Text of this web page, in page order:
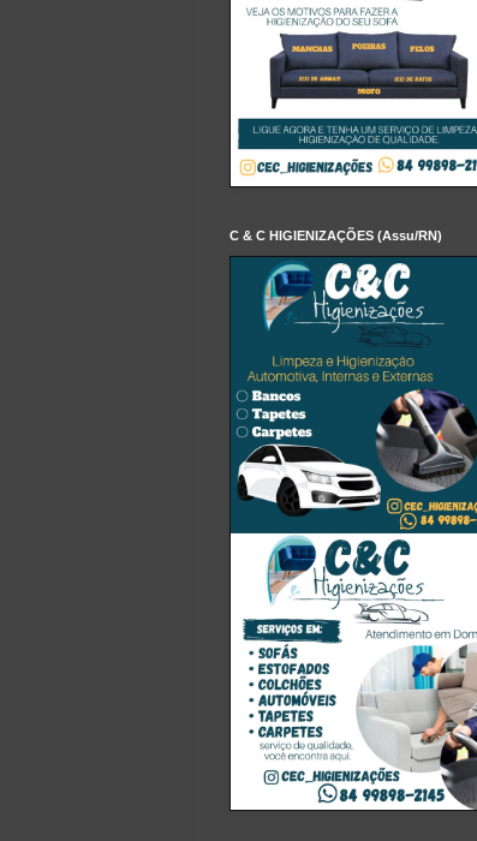
C & C HIGIENIZAÇÕES (Assu/RN)